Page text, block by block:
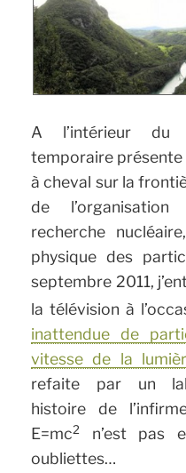
A l’intérieur du
temporaire présente
à cheval sur la
de
recherche
physique des
septembre 2011,
la télévision à
inattendue de
vitesse de la
refaite par un
histoire de
E=mc2
n’est pas
oubliettes…